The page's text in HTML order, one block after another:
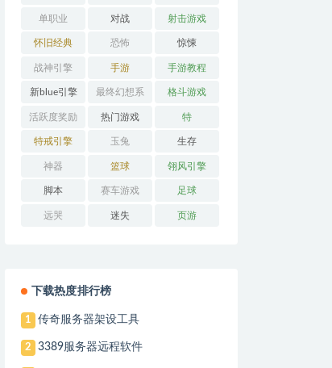
单职业 对战 射击游戏
怀旧经典 恐怖 惊悚
战神引擎 手游 手游教程
新blue引擎 最终幻想系
列
格斗游戏
活跃度奖励 热门游戏 特
特戒引擎 玉兔 生存
神器 篮球 翎风引擎
脚本 赛车游戏 足球
远哭 迷失 页游
下载热度排行榜
1 传奇服务器架设工具
2 3389服务器远程软件